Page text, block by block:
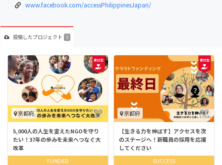
www.facebook.com/accessPhilippinesJapan/
投稿したプロジェクト 5
京都府
5,000人の人生を変えたNGOを守り
たい！37年の歩みを未来へつなぐ大
改革
FUNDED
京都府
【生きる力を伸ばす】アクセスを次
のステージへ！新職員の採用を応援
してください
SUCCESS